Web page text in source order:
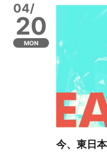
04/
20
MON
今、東日